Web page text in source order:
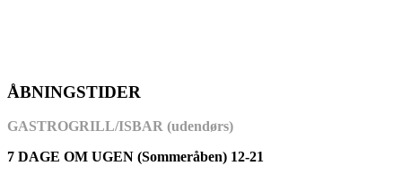
ÅBNINGSTIDER
GASTROGRILL/ISBAR (udendørs)
7 DAGE OM UGEN (Sommeråben) 12-21